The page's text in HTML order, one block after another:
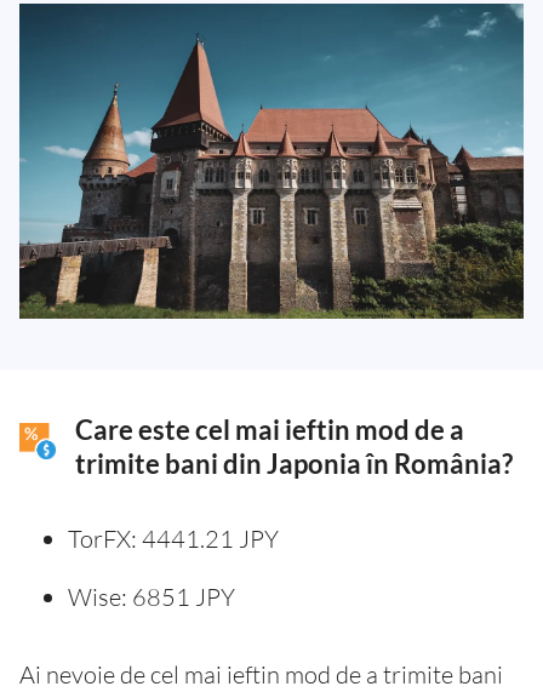
Care este cel mai ieftin mod de a
trimite bani din Japonia în România?
TorFX: 4441.21 JPY
Wise: 6851 JPY
Ai nevoie de cel mai ieftin mod de a trimite bani